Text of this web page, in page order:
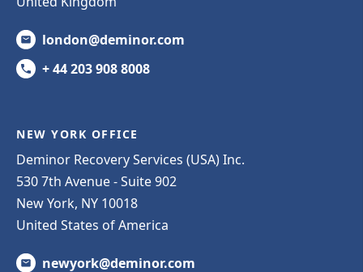
london@deminor.com
+ 44 203 908 8008
NEW YORK OFFICE
Deminor Recovery Services (USA) Inc.
530 7th Avenue - Suite 902
New York, NY 10018
United States of America
newyork@deminor.com